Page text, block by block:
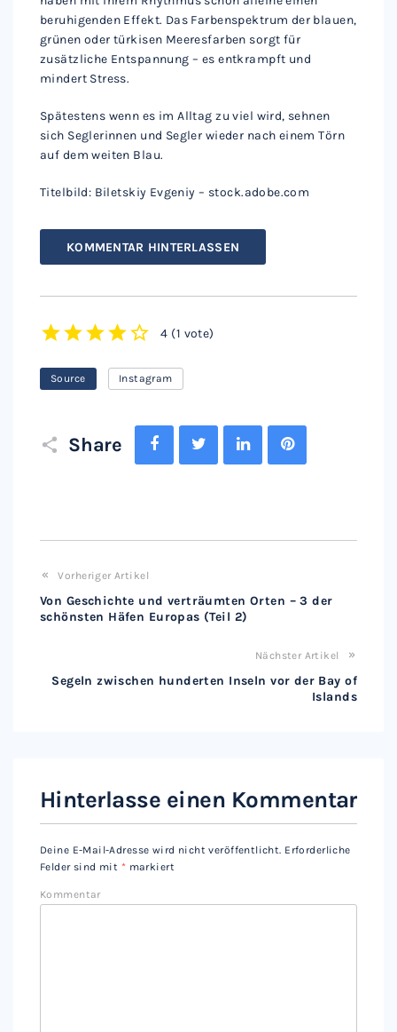
beruhigenden Effekt. Das Farbenspektrum der blauen,
grünen oder türkisen Meeresfarben sorgt für
zusätzliche Entspannung – es entkrampft und
mindert Stress.
Spätestens wenn es im Alltag zu viel wird, sehnen
sich Seglerinnen und Segler wieder nach einem Törn
auf dem weiten Blau.
Titelbild: Biletskiy Evgeniy – stock.adobe.com
KOMMENTAR HINTERLASSEN
4 (1 vote)
Source Instagram
Share
FacebookTwitter LinkedIn
Vorheriger Artikel
Von Geschichte und verträumten Orten – 3 der
schönsten Häfen Europas (Teil 2)
Nächster Artikel
Segeln zwischen hunderten Inseln vor der Bay of
Islands
Hinterlasse einen Kommentar
Deine E-Mail-Adresse wird nicht veröffentlicht. Erforderliche
Felder sind mit * markiert
Kommentar